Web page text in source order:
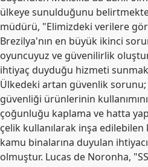
ülkeye sunulduğunu
müdürü, "Elimizdeki verilere
Brezilya'nın en büyük ikinci
oyuncuyuz ve güvenilirlik
ihtiyaç duyduğu hizmeti
Ülkedeki artan güvenlik
güvenliği ürünlerinin
çoğunluğu kaplama ve hatta
çelik kullanılarak inşa
kamu binalarına duyulan
olmuştur. Lucas de Noronha,